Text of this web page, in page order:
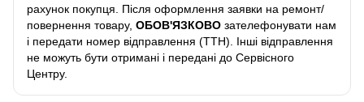
рахунок покупця. Після оформлення заявки на ремонт/
повернення товару, ОБОВ'ЯЗКОВО зателефонувати нам
і передати номер відправлення (ТТН). Інші відправлення
не можуть бути отримані і передані до Сервісного
Центру.